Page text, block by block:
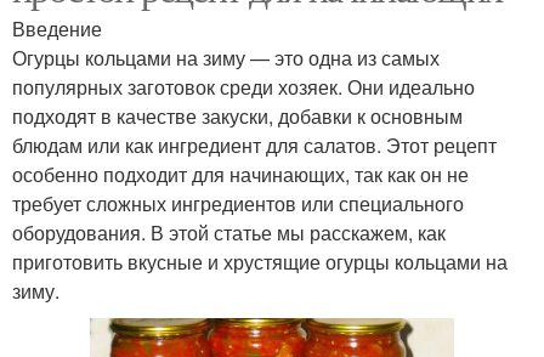
Введение
Огурцы кольцами на зиму — это одна из самых
популярных заготовок среди хозяек. Они идеально
подходят в качестве закуски, добавки к основным
блюдам или как ингредиент для салатов. Этот рецепт
особенно подходит для начинающих, так как он не
требует сложных ингредиентов или специального
оборудования. В этой статье мы расскажем, как
приготовить вкусные и хрустящие огурцы кольцами на
зиму.